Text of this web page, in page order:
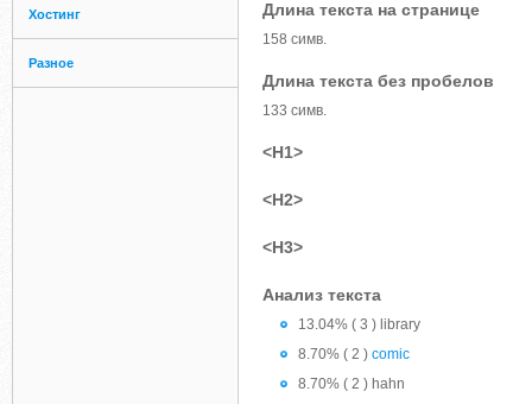
Хостинг
Разное
Длина текста на странице
158 симв.
Длина текста без пробелов
133 симв.
<H1>
<H2>
<H3>
Анализ текста
13.04% ( 3 ) library
8.70% ( 2 ) comic
8.70% ( 2 ) hahn